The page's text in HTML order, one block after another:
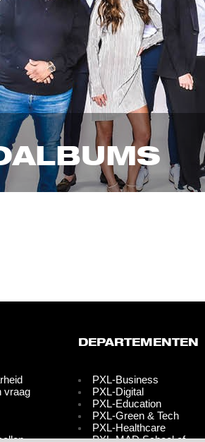
vraag
DEPARTEMENTEN
PXL-Business
PXL-Digital
PXL-Education
PXL-Green & Tech
PXL-Healthcare